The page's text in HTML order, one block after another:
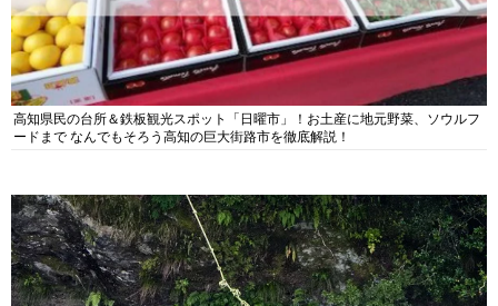
高知県民の台所＆鉄板観光スポット「日曜市」！お土産に地元野菜、ソウルフ
ードまで なんでもそろう高知の巨大街路市を徹底解説！